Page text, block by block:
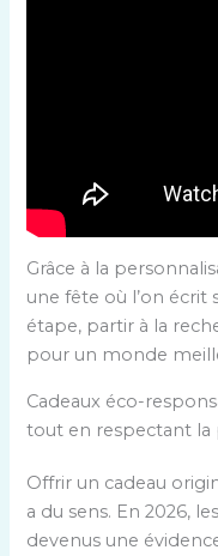
Grâce à la
une fête où l’on écrit
étape, partir à la
pour un monde
Cadeaux éco-
tout en respectant la
Offrir un cadeau
a du sens. En 2026,
devenus une